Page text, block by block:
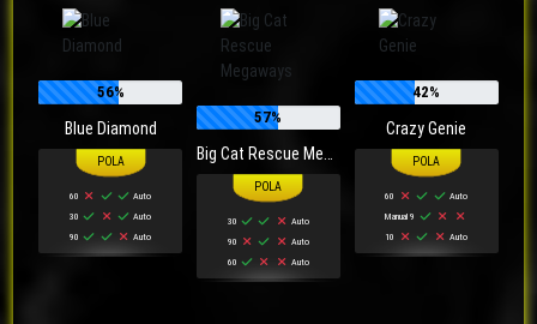
56%
Blue Diamond
60
Auto
30
Auto
90
Auto
57%
Big Cat Rescue Megaways
30
Auto
90
Auto
60
Auto
42%
Crazy Genie
60
Auto
Manual 9
10
Auto